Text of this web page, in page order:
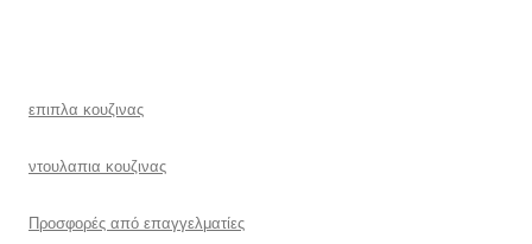
επιπλα κουζινας
ντουλαπια κουζινας
Προσφορές από επαγγελματίες